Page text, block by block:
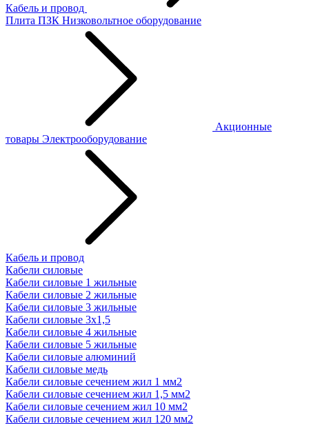
Кабель и провод
Плита ПЗК Низковольтное оборудование
Акционные
товары Электрооборудование
Кабель и провод
Кабели силовые
Кабели силовые 1 жильные
Кабели силовые 2 жильные
Кабели силовые 3 жильные
Кабели силовые 3х1,5
Кабели силовые 4 жильные
Кабели силовые 5 жильные
Кабели силовые алюминий
Кабели силовые медь
Кабели силовые сечением жил 1 мм2
Кабели силовые сечением жил 1,5 мм2
Кабели силовые сечением жил 10 мм2
Кабели силовые сечением жил 120 мм2